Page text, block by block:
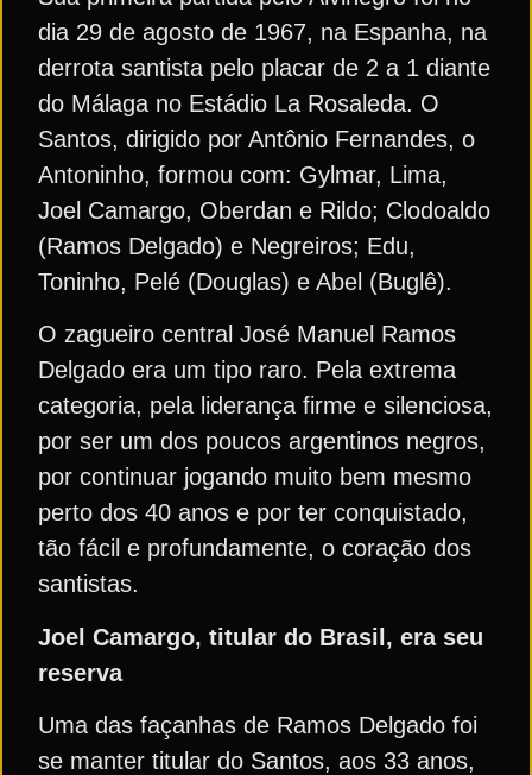
dia 29 de agosto de 1967, na Espanha, na
derrota santista pelo placar de 2 a 1 diante
do Málaga no Estádio La Rosaleda. O
Santos, dirigido por Antônio Fernandes, o
Antoninho, formou com: Gylmar, Lima,
Joel Camargo, Oberdan e Rildo; Clodoaldo
(Ramos Delgado) e Negreiros; Edu,
Toninho, Pelé (Douglas) e Abel (Buglê).
O zagueiro central José Manuel Ramos
Delgado era um tipo raro. Pela extrema
categoria, pela liderança firme e silenciosa,
por ser um dos poucos argentinos negros,
por continuar jogando muito bem mesmo
perto dos 40 anos e por ter conquistado,
tão fácil e profundamente, o coração dos
santistas.
Joel Camargo, titular do Brasil, era seu
reserva
Uma das façanhas de Ramos Delgado foi
se manter titular do Santos, aos 33 anos,